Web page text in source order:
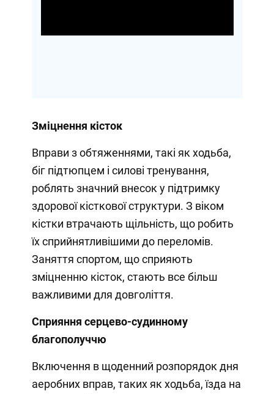
Зміцнення кісток
Вправи з обтяженнями, такі як ходьба,
біг підтюпцем і силові тренування,
роблять значний внесок у підтримку
здорової кісткової структури. З віком
кістки втрачають щільність, що робить
їх сприйнятливішими до переломів.
Заняття спортом, що сприяють
зміцненню кісток, стають все більш
важливими для довголіття.
Сприяння серцево-судинному
благополуччю
Включення в щоденний розпорядок дня
аеробних вправ, таких як ходьба, їзда на